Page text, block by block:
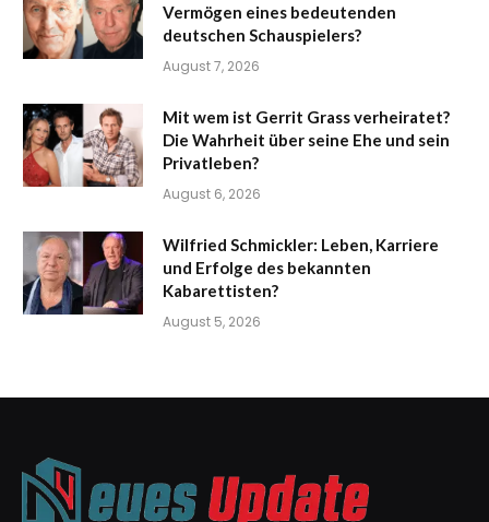
Vermögen eines bedeutenden
deutschen Schauspielers?
August 7, 2026
Mit wem ist Gerrit Grass verheiratet?
Die Wahrheit über seine Ehe und sein
Privatleben?
August 6, 2026
Wilfried Schmickler: Leben, Karriere
und Erfolge des bekannten
Kabarettisten?
August 5, 2026